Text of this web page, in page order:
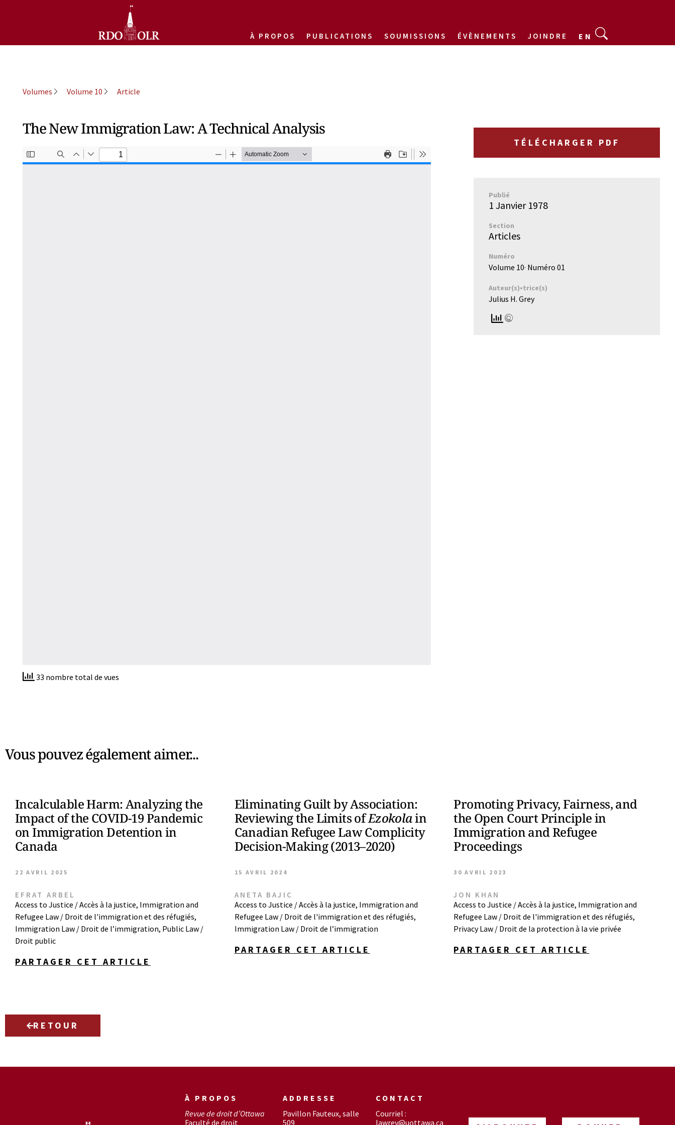
À PROPOS PUBLICATIONS SOUMISSIONS ÉVÈNEMENTS JOINDRE EN
Volumes Volume 10 Article
The New Immigration Law: A Technical Analysis
33 nombre total de vues
TÉLÉCHARGER PDF
Publié
1 Janvier 1978
Section
Articles
Numéro
Volume 10· Numéro 01
Auteur(s)•trice(s)
Julius H. Grey
Vous pouvez également aimer...
Incalculable Harm: Analyzing the
Impact of the COVID-19 Pandemic
on Immigration Detention in
Canada
22 AVRIL 2025
EFRAT ARBEL
Access to Justice / Accès à la justice, Immigration and
Refugee Law / Droit de l'immigration et des réfugiés,
Immigration Law / Droit de l’immigration, Public Law /
Droit public
PARTAGER CET ARTICLE
Eliminating Guilt by Association:
Reviewing the Limits ofEzokolain
Canadian Refugee Law Complicity
Decision-Making (2013–2020)
15 AVRIL 2024
ANETA BAJIC
Access to Justice / Accès à la justice, Immigration and
Refugee Law / Droit de l'immigration et des réfugiés,
Immigration Law / Droit de l’immigration
PARTAGER CET ARTICLE
Promoting Privacy, Fairness, and
the Open Court Principle in
Immigration and Refugee
Proceedings
30 AVRIL 2023
JON KHAN
Access to Justice / Accès à la justice, Immigration and
Refugee Law / Droit de l'immigration et des réfugiés,
Privacy Law / Droit de la protection à la vie privée
PARTAGER CET ARTICLE
RETOUR
À PROPOS
Revue de droit d’Ottawa
Faculté de droit
ADDRESSE
Pavillon Fauteux, salle
509
CONTACT
Courriel :
lawrev@uottawa.ca